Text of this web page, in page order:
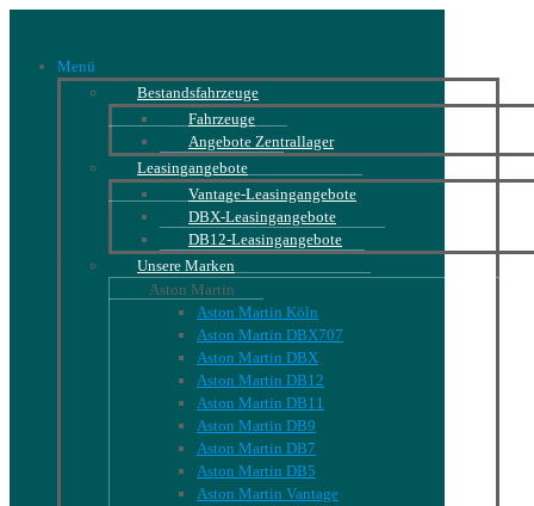
Menü
Bestandsfahrzeuge
Fahrzeuge
Angebote Zentrallager
Leasingangebote
Vantage-Leasingangebote
DBX-Leasingangebote
DB12-Leasingangebote
Unsere Marken
Aston Martin
Aston Martin Köln
Aston Martin DBX707
Aston Martin DBX
Aston Martin DB12
Aston Martin DB11
Aston Martin DB9
Aston Martin DB7
Aston Martin DB5
Aston Martin Vantage